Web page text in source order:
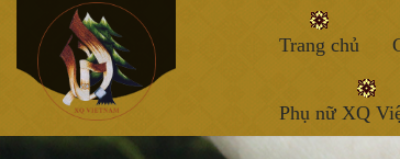
Trang chủ
Phụ nữ XQ